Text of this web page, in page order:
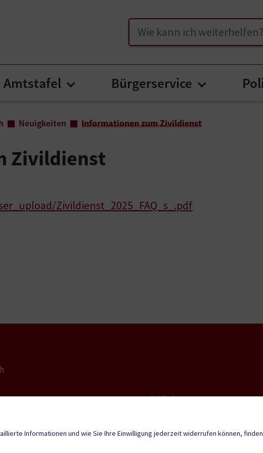
Suche
for "Unser Friesach"
Amtstafel Submenu for "Amtstafel"
Bürgerservice Submenu
Neuigkeiten Informationen zum Zivildienst
Zivildienst
Zivildienst_2025_FAQ_s_.pdf
Quicklinks
Sport & Freizeit
Informationen und wie Sie Ihre Einwilligung jederzeit widerrufen können,